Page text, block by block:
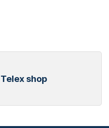
Telex shop